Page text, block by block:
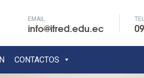
EMAIL
info@itred.edu.ec
CONTACTOS